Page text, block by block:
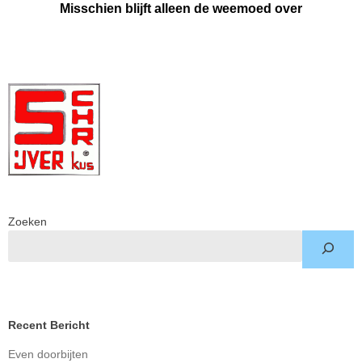
Misschien blijft alleen de weemoed over
Zoeken
Recent Bericht
Even doorbijten